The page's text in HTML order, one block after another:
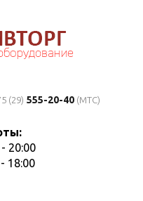
(29) 555-20-40(MTC)
20:00
18:00